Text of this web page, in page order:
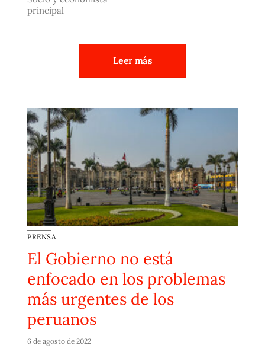
principal
Leer más
PRENSA
El Gobierno no está
enfocado en los problemas
más urgentes de los
peruanos
6 de agosto de 2022